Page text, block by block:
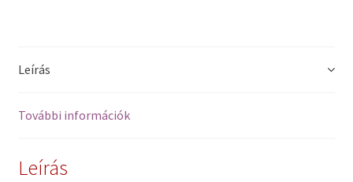
Leírás
További információk
Leírás